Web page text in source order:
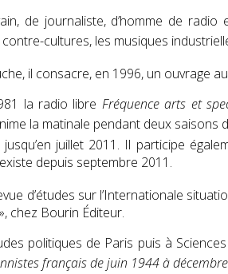
de journaliste, d’homme de
cultures, les musiques
, il consacre, en 1996, un ouvrage
la radio libre Fréquence arts et
la matinale pendant deux saisons
jusqu’en juillet 2011 . Il participe
depuis septembre 2011.
d’études sur l’Internationale
chez Bourin Éditeur.
politiques de Paris puis à
français de juin 1944 à